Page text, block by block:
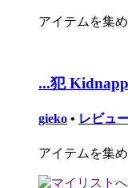
アイテムを集
...犯
gieko • レビュ
アイテムを集